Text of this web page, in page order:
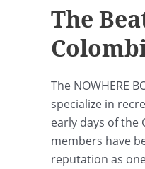
The
The NOWHERE
specialize in
early days of the
members have
reputation as